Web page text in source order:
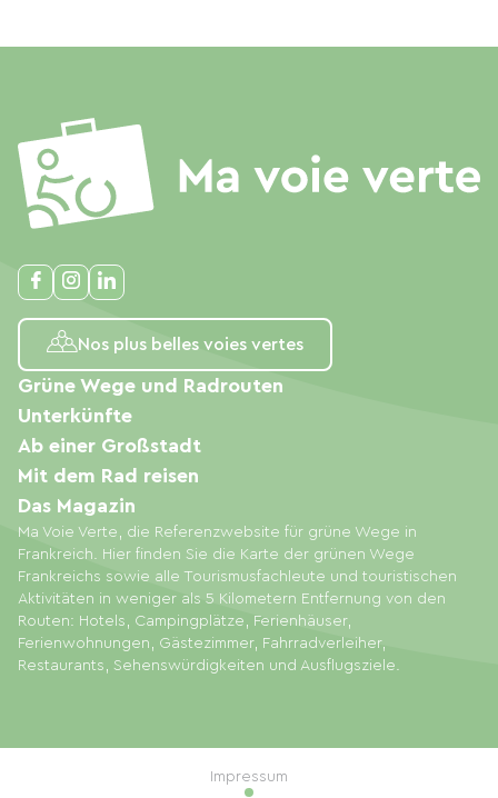
Nos plus belles voies vertes
Ma Voie Verte, die Referenzwebsite für grüne Wege in
Frankreich. Hier finden Sie die Karte der grünen Wege
Frankreichs sowie alle Tourismusfachleute und touristischen
Aktivitäten in weniger als 5 Kilometern Entfernung von den
Routen: Hotels, Campingplätze, Ferienhäuser,
Ferienwohnungen, Gästezimmer, Fahrradverleiher,
Restaurants, Sehenswürdigkeiten und Ausflugsziele.
Grüne Wege und Radrouten
Unterkünfte
Ab einer Großstadt
Mit dem Rad reisen
Das Magazin
Impressum